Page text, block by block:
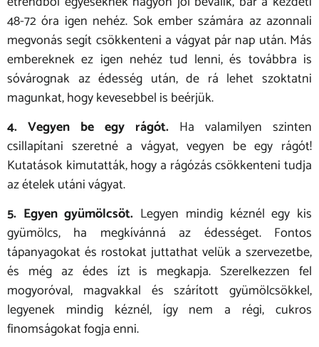
48-72 óra igen nehéz. Sok ember számára az azonnali
megvonás segít csökkenteni a vágyat pár nap után. Más
embereknek ez igen nehéz tud lenni, és továbbra is
sóvárognak az édesség után, de rá lehet szoktatni
magunkat, hogy kevesebbel is beérjük.
4. Vegyen be egy rágót. Ha valamilyen szinten
csillapítani szeretné a vágyat, vegyen be egy rágót!
Kutatások kimutatták, hogy a rágózás csökkenteni tudja
az ételek utáni vágyat.
5. Egyen gyümölcsöt. Legyen mindig kéznél egy kis
gyümölcs, ha megkívánná az édességet. Fontos
tápanyagokat és rostokat juttathat velük a szervezetbe,
és még az édes ízt is megkapja. Szerelkezzen fel
mogyoróval, magvakkal és szárított gyümölcsökkel,
legyenek mindig kéznél, így nem a régi, cukros
finomságokat fogja enni.